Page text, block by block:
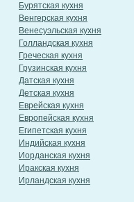
Бурятская кухня
Венгерская кухня
Венесуэльская кухня
Голландская кухня
Греческая кухня
Грузинская кухня
Датская кухня
Детская кухня
Еврейская кухня
Европейская кухня
Египетская кухня
Индийская кухня
Иорданская кухня
Иракская кухня
Ирландская кухня